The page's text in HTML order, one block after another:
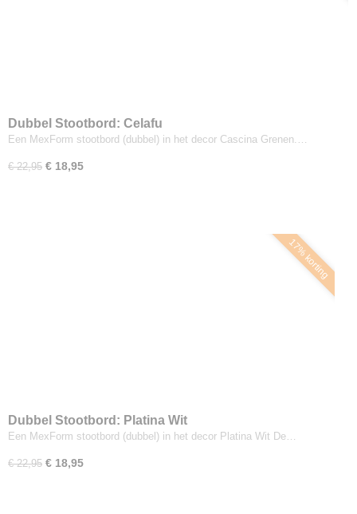
Dubbel Stootbord: Celafu
Een MexForm stootbord (dubbel) in het decor Cascina Grenen.…
€ 22,95 € 18,95
17% korting
Dubbel Stootbord: Platina Wit
Een MexForm stootbord (dubbel) in het decor Platina Wit De…
€ 22,95 € 18,95